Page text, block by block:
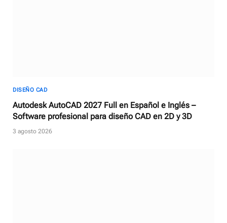
DISEÑO CAD
Autodesk AutoCAD 2027 Full en Español e Inglés –
Software profesional para diseño CAD en 2D y 3D
3 agosto 2026